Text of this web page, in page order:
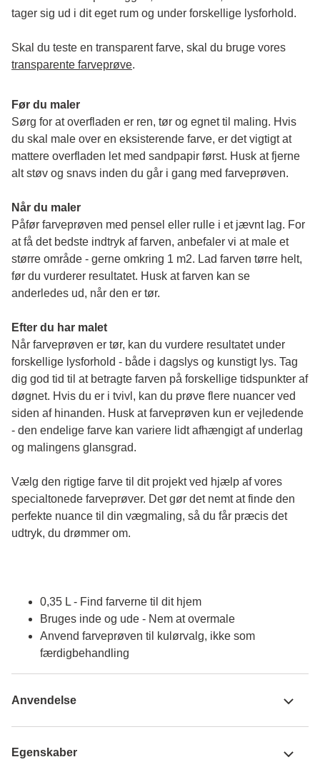
tager sig ud i dit eget rum og under forskellige lysforhold.
transparente farveprøve.
Før du maler
Sørg for at overfladen er ren, tør og egnet til maling. Hvis
du skal male over en eksisterende farve, er det vigtigt at
mattere overfladen let med sandpapir først. Husk at fjerne
alt støv og snavs inden du går i gang med farveprøven.
Når du maler
Påfør farveprøven med pensel eller rulle i et jævnt lag. For
at få det bedste indtryk af farven, anbefaler vi at male et
større område - gerne omkring 1 m2. Lad farven tørre helt,
før du vurderer resultatet. Husk at farven kan se
anderledes ud, når den er tør.
Efter du har malet
Når farveprøven er tør, kan du vurdere resultatet under
forskellige lysforhold - både i dagslys og kunstigt lys. Tag
dig god tid til at betragte farven på forskellige tidspunkter af
døgnet. Hvis du er i tvivl, kan du prøve flere nuancer ved
siden af hinanden. Husk at farveprøven kun er vejledende
- den endelige farve kan variere lidt afhængigt af underlag
og malingens glansgrad.
Vælg den rigtige farve til dit projekt ved hjælp af vores
specialtonede farveprøver. Det gør det nemt at finde den
perfekte nuance til din vægmaling, så du får præcis det
udtryk, du drømmer om.
0,35 L - Find farverne til dit hjem
Bruges inde og ude - Nem at overmale
Anvend farveprøven til kulørvalg, ikke som
færdigbehandling
Anvendelse
Egenskaber